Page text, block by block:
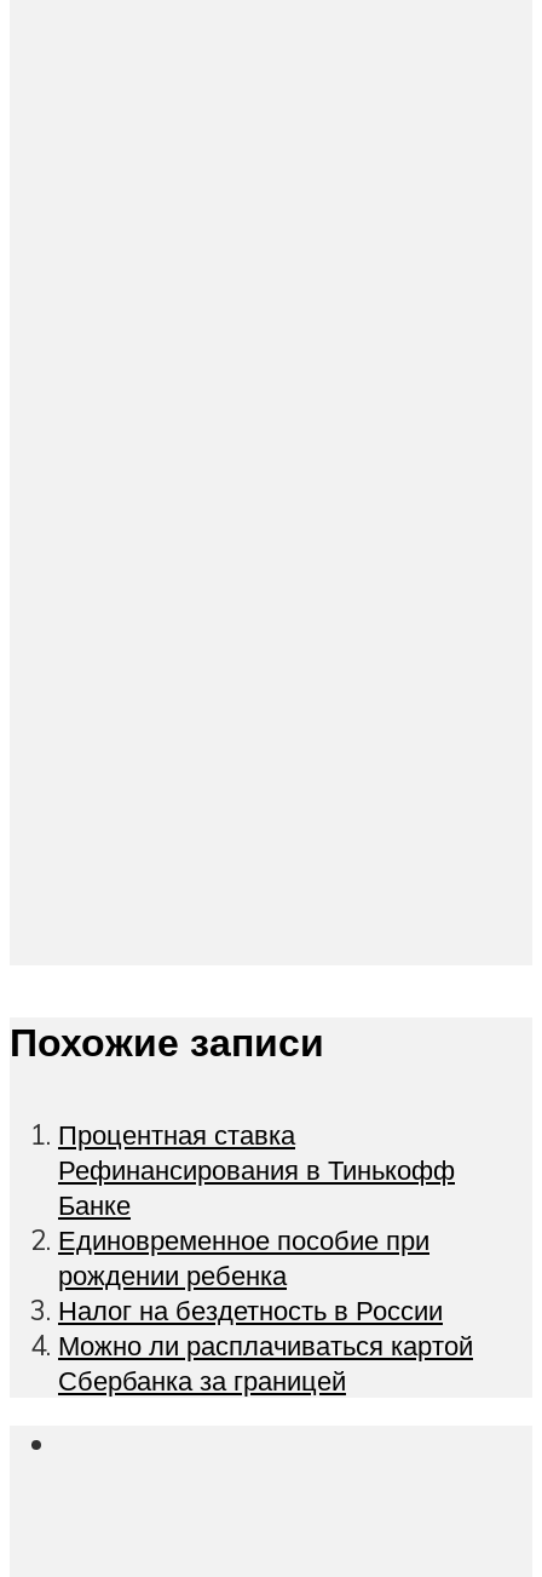
Похожие записи
Процентная ставка
Рефинансирования в Тинькофф
Банке
Единовременное пособие при
рождении ребенка
Налог на бездетность в России
Можно ли расплачиваться картой
Сбербанка за границей